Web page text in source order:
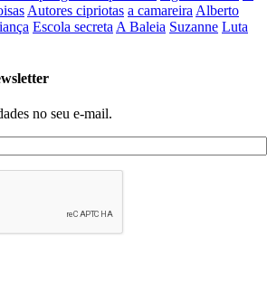
Autores cipriotas a camareira Alberto
Escola secreta A Baleia Suzanne Luta
no seu e-mail.